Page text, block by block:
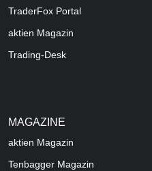
TraderFox Portal
aktien Magazin
Trading-Desk
MAGAZINE
aktien Magazin
Tenbagger Magazin